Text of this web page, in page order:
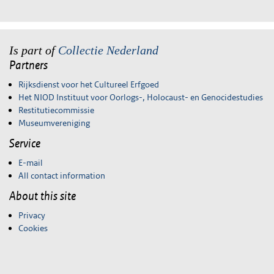
Is part ofCollectie Nederland
Partners
Rijksdienst voor het Cultureel Erfgoed
Het NIOD Instituut voor Oorlogs-, Holocaust- en Genocidestudies
Restitutiecommissie
Museumvereniging
Service
E-mail
All contact information
About this site
Privacy
Cookies